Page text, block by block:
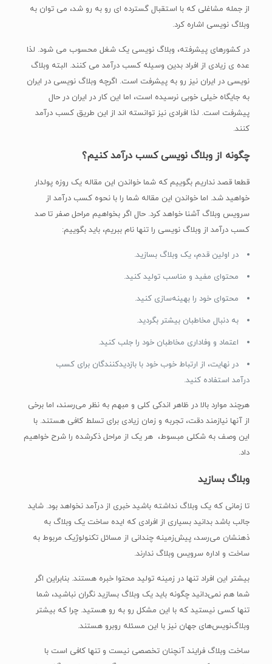
از جمله مشاغلی که با استقبال گسترده ای رو به رو شد، می توان به
وبلاگ نویسی اشاره کرد.
در کشورهای پیشرفته، وبلاگ نویسی یک شغل محسوب می شود. لذا
عده ی زیادی از افراد بدین وسیله کسب درآمد می کنند. البته وبلاگ
نویسی در ایران نیز رو به پیشرفت است. اگرچه وبلاگ نویسی در ایران
به جایگاه خیلی خوبی نرسیده است، اما این کار در ایران در حال
پیشرفت است. لذا افرادی نیز توانسته اند از این طریق کسب درآمد
کنند.
چگونه از وبلاگ نویسی کسب درآمد کنیم؟
قطعا قصد نداریم بگوییم که شما خواندن این مقاله یک روزه پولدار
خواهید شد. اما خواندن این مقاله شما را با نحوه کسب درآمد از
سرویس وبلاگ آشنا خواهد کرد. حال اگر بخواهیم مراحل صفر تا صد
کسب درآمد از وبلاگ نویسی را تنها نام ببریم، باید بگوییم:
در اولین قدم، یک وبلاگ بسازید.
محتوای مفید و مناسب تولید کنید.
محتوای خود را بهینه‌سازی کنید.
به دنبال مخاطبان بیشتر بگردید.
اعتماد و وفاداری مخاطبان خود را جلب کنید.
در نهایت، از ارتباط خوب خود با بازدیدکنندگان برای کسب
درآمد استفاده کنید.
هرچند موارد بالا در ظاهر اندکی کلی و مبهم به نظر می‌رسند، اما برخی
از آنها نیازمند دقت، تجربه و زمان زیادی برای تسلط کافی هستند. با
این وصف به شکلی مبسوط، هر یک از مراحل ذکرشده را شرح خواهیم
داد.
وبلاگ بسازید
تا زمانی که یک وبلاگ نداشته باشید خبری از درآمد نخواهد بود. شاید
جالب باشد بدانید بسیاری از افرادی که ایده ساخت یک وبلاگ به
ذهنشان می‌رسد، پیش‌زمینه چندانی از مسائل تکنولوژیک مربوط به
ساخت و اداره سرویس وبلاگ ندارند.
بیشتر این افراد تنها در زمینه تولید محتوا خبره هستند. بنابراین اگر
شما هم نمی‌دانید چگونه باید یک وبلاگ بسازید نگران نباشید، شما
تنها کسی نیستید که با این مشکل رو به رو هستید. چرا که بیشتر
وبلاگ‌نویس‌های جهان نیز با این مسئله روبرو هستند.
ساخت وبلاگ فرایند آنچنان تخصصی نیست و تنها کافی است با